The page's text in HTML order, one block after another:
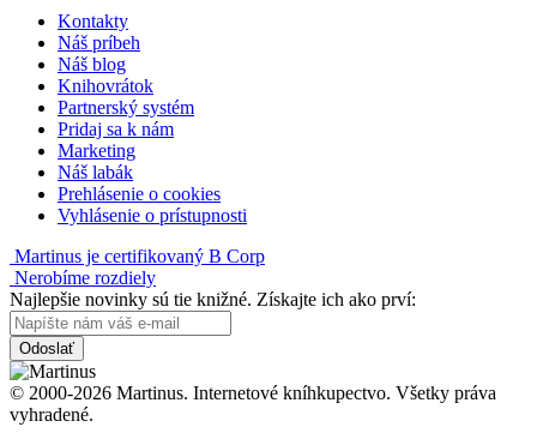
Kontakty
Náš príbeh
Náš blog
Knihovrátok
Partnerský systém
Pridaj sa k nám
Marketing
Náš labák
Prehlásenie o cookies
Vyhlásenie o prístupnosti
Martinus je certifikovaný B Corp
Nerobíme rozdiely
Najlepšie novinky sú tie knižné. Získajte ich ako prví:
Odoslať
© 2000-2026 Martinus. Internetové kníhkupectvo. Všetky práva
vyhradené.